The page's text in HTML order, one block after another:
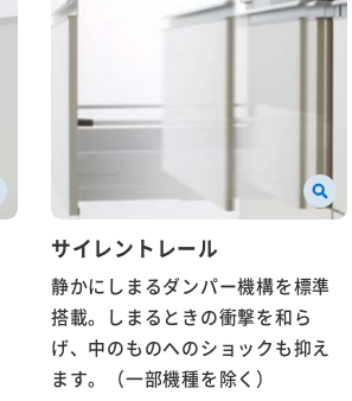
サイレントレール
静かにしまるダンパー機構を標準
搭載。しまるときの衝撃を和ら
げ、中のものへのショックも抑え
ます。（一部機種を除く）